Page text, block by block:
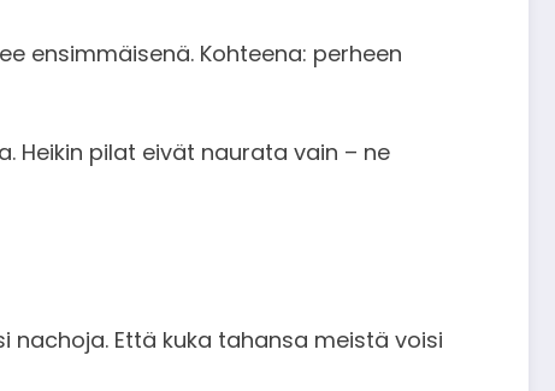
ensimmäisenä. Kohteena: perheen
Heikin pilat eivät naurata vain – ne
nachoja. Että kuka tahansa meistä voisi